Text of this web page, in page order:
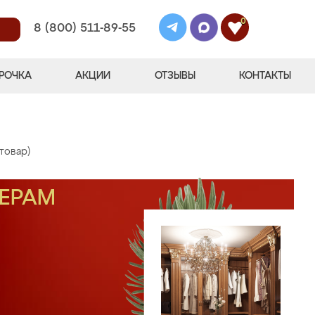
8 (800) 511-89-55
0
АКЦИИ ОТЗЫВЫ КОНТАКТЫ